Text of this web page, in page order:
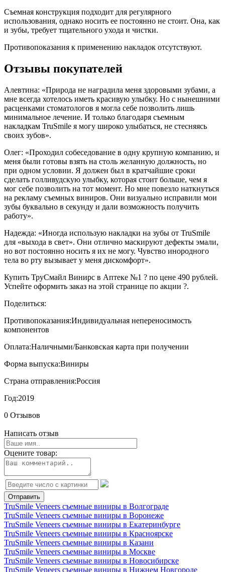
Съемная конструкция подходит для регулярного
использования, однако носить ее постоянно не стоит. Она, как
и зубы, требует тщательного ухода и чистки.
Противопоказания к применению накладок отсутствуют.
Отзывы покупателей
Алевтина: «Природа не наградила меня здоровыми зубами, а
мне всегда хотелось иметь красивую улыбку. Но с нынешними
расценками стоматологов я могла себе позволить лишь
минимальное лечение. И только благодаря съемным
накладкам TruSmile я могу широко улыбаться, не стесняясь
своих зубов».
Олег: «Проходил собеседование в одну крупную компанию, и
меня были готовы взять на столь желанную должность, но
при одном условии. Я должен был в кратчайшие сроки
сделать голливудскую улыбку, которая стоит больше, чем я
мог себе позволить на тот момент. Но мне повезло наткнуться
на рекламу съемных виниров. Они визуально исправили мои
зубы буквально в секунду и дали возможность получить
работу».
Надежда: «Иногда использую накладки на зубы от TruSmile
для «выхода в свет». Они отлично маскируют дефекты эмали,
но вот постоянно носить я их не могу. Чувство инородного
тела во рту вызывает у меня дискомфорт».
Купить ТруСмайл Винирс в Аптеке №1 ? по цене 490 рублей.
Успейте оформить заказ на этой странице по акции ?.
Поделиться:
Противопоказания:Индивидуальная непереносимость
компонентов
Оплата:Наличными/Банковская карта при получении
Форма выпуска:Виниры
Страна отправления:Россия
Год:2019
0 Отзывов
Написать отзыв
Оцените товар:
TruSmile Veneers съемные виниры в Волгограде
TruSmile Veneers съемные виниры в Воронеже
TruSmile Veneers съемные виниры в Екатеринбурге
TruSmile Veneers съемные виниры в Красноярске
TruSmile Veneers съемные виниры в Казани
TruSmile Veneers съемные виниры в Москве
TruSmile Veneers съемные виниры в Новосибирске
TruSmile Veneers съемные виниры в Нижнем Новгороде